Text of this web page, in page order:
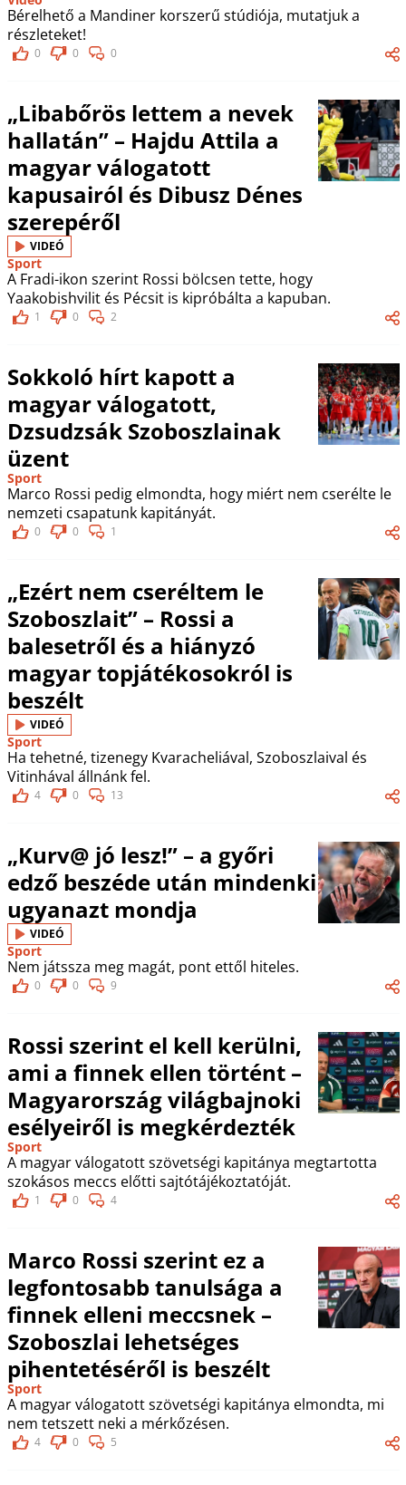
Bérelhető a Mandiner korszerű stúdiója, mutatjuk a
részleteket!
0 0 0
„Libabőrös lettem a nevek
hallatán” – Hajdu Attila a
magyar válogatott
kapusairól és Dibusz Dénes
szerepéről
VIDEÓ
Sport
A Fradi-ikon szerint Rossi bölcsen tette, hogy
Yaakobishvilit és Pécsit is kipróbálta a kapuban.
1 0 2
Sokkoló hírt kapott a
magyar válogatott,
Dzsudzsák Szoboszlainak
üzent
Sport
Marco Rossi pedig elmondta, hogy miért nem cserélte le
nemzeti csapatunk kapitányát.
0 0 1
„Ezért nem cseréltem le
Szoboszlait” – Rossi a
balesetről és a hiányzó
magyar topjátékosokról is
beszélt
VIDEÓ
Sport
Ha tehetné, tizenegy Kvaracheliával, Szoboszlaival és
Vitinhával állnánk fel.
4 0 13
„Kurv@ jó lesz!” – a győri
edző beszéde után mindenki
ugyanazt mondja
VIDEÓ
Sport
Nem játssza meg magát, pont ettől hiteles.
0 0 9
Rossi szerint el kell kerülni,
ami a finnek ellen történt –
Magyarország világbajnoki
esélyeiről is megkérdezték
Sport
A magyar válogatott szövetségi kapitánya megtartotta
szokásos meccs előtti sajtótájékoztatóját.
1 0 4
Marco Rossi szerint ez a
legfontosabb tanulsága a
finnek elleni meccsnek –
Szoboszlai lehetséges
pihentetéséről is beszélt
Sport
A magyar válogatott szövetségi kapitánya elmondta, mi
nem tetszett neki a mérkőzésen.
4 0 5